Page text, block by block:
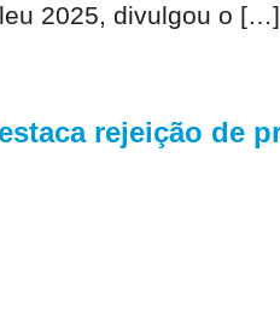
2025, divulgou o […]
rejeição de